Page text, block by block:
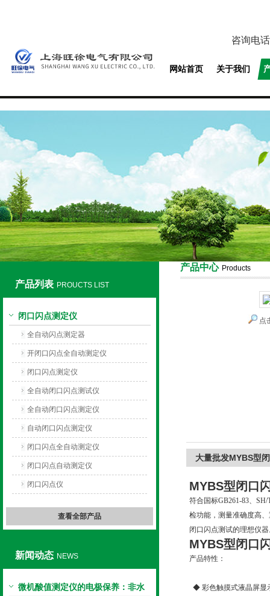
上海旺徐电气有限公司
咨询电
网站首页 关于我们
产品列表 PROUCTS LIST
闭口闪点测定仪
全自动闪点测定器
开闭口闪点全自动测定仪
闭口闪点测定仪
全自动闭口闪点测试仪
全自动闭口闪点测定仪
自动闭口闪点测定仪
闭口闪点全自动测定仪
闭口闪点自动测定仪
闭口闪点仪
查看全部产品
新闻动态 NEWS
微机酸值测定仪的电极保养：非水
产品中心 Products
点
大量批发MYBS型
MYBS型闭口
符合国标GB261-83、
检功能，测量准确度高
闭口闪点测试的理想仪
MYBS型闭口
产品特性：
◆ 彩色触摸式液晶屏显